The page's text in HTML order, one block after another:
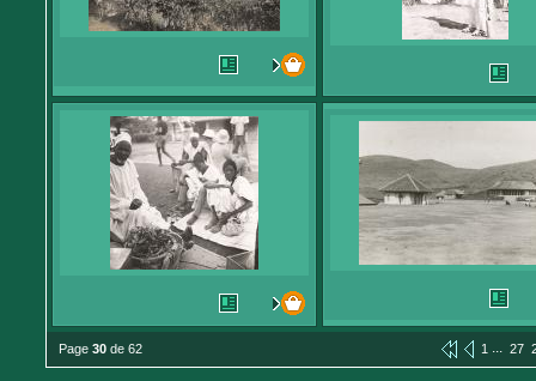
Page 30 de 62 1 ... 27